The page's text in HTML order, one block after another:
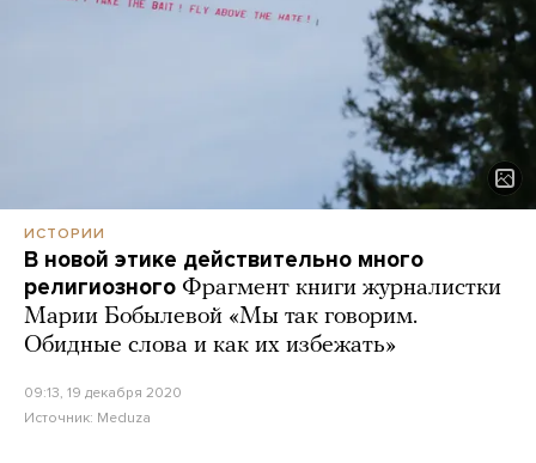
ИСТОРИИ
В новой этике действительно много
религиозного Фрагмент книги журналистки
Марии Бобылевой «Мы так говорим.
Обидные слова и как их избежать»
09:13, 19 декабря 2020
Источник: Meduza